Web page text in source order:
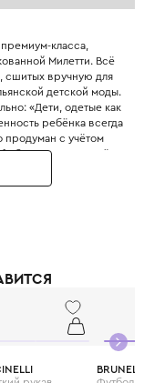
класса,
Милетти. Всё
сшитых вручную для
детской моды.
«Дети, одетые как
ребёнка всегда
продуман с учётом
базируется на трёх
и эксклюзивность,
одежды
чтобы ребёнок